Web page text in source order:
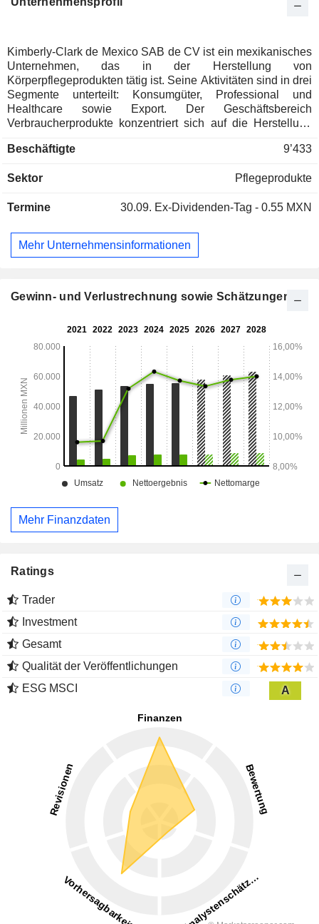
Kimberly-Clark de Mexico SAB de CV ist ein mexikanisches
Unternehmen, das in der Herstellung von
Körperpflegeprodukten tätig ist. Seine Aktivitäten sind in drei
Segmente unterteilt: Konsumgüter, Professional und
Healthcare sowie Export. Der Geschäftsbereich
Verbraucherprodukte konzentriert sich auf die Herstellung
Gebrauch, wie Windeln, Damenbinden,
Feuchttücher; Baby- und Kinderpflegeprodukte, wie
und Haushaltsprodukte, wie antibakterielle Gels,
umfasst u. a. Huggies, KleenBebe, Kleenex, Kimlark, Petalo,
Cottonelle, Depend, Kotex und Evenflo. Der
Manager von Hotels, Restaurants, Büros und
Beschäftigte 9’433
Sektor Pflegeprodukte
Termine 30.09. Ex-Dividenden-Tag - 0.55 MXN
Mehr Unternehmensinformationen
Gewinn- und Verlustrechnung sowie Schätzungen
Mehr Finanzdaten
Ratings
Trader
Investment
Gesamt
Qualität der Veröffentlichungen
ESG MSCI
A